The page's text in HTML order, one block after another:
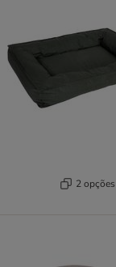
2 opções